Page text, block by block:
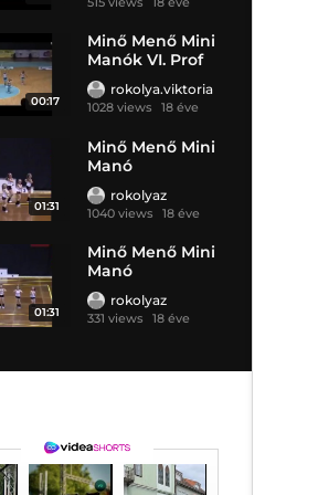
00:17
Minő Menő Mini
Manók VI. Prof
rokolya.viktoria
1028 views 18 éve
01:31
Minő Menő Mini
Manó
rokolyaz
1040 views 18 éve
01:31
Minő Menő Mini
Manó
rokolyaz
331 views 18 éve